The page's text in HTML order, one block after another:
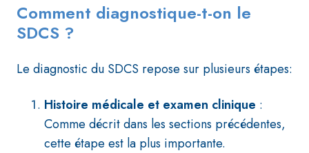
Comment diagnostique-t-on le
SDCS ?
Le diagnostic du SDCS repose sur plusieurs étapes:
Histoire médicale et examen clinique :
Comme décrit dans les sections précédentes,
cette étape est la plus importante.